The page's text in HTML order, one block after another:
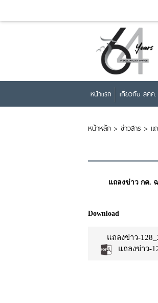
หน้าแรก เกี่ยวกับ สศค.
หน้าหลัก > ข่าวสาร > แ
แถลงข่าว กค.
Download
แถลงข่าว-
แถลงข่าว-